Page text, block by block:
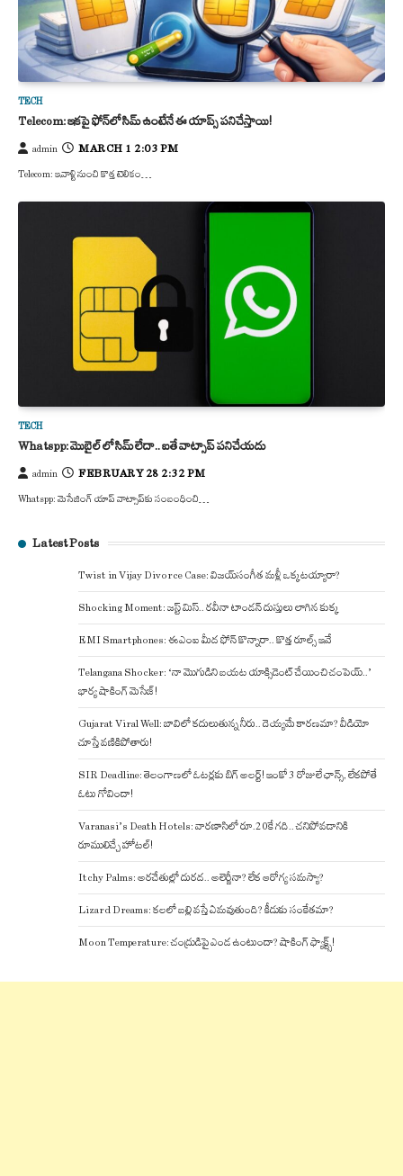
TECH
Telecom: ఇకపై ఫోన్‌లో సిమ్ ఉంటేనే ఈ యాప్స్ పనిచేస్తాయి!
admin MARCH 1 2:03 PM
Telecom: ఇవాళ్టి నుంచి కొత్త టెలికం…
TECH
Whatspp: మొబైల్ లో సిమ్ లేదా.. ఐతే వాట్సాప్ పనిచేయదు
admin FEBRUARY 28 2:32 PM
Whatspp: మెసేజింగ్ యాప్ వాట్సాప్‌కు సంబంధించి…
Latest Posts
Twist in Vijay Divorce Case: విజయ్-సంగీత మళ్లీ ఒక్కటయ్యారా?
Shocking Moment: జస్ట్ మిస్.. రవీనా టాండన్ దుస్తులు లాగిన కుక్క
EMI Smartphones: ఈఎంఐ మీద ఫోన్ కొన్నారా.. కొత్త రూల్స్ ఇవే
Telangana Shocker: ‘నా మొగుడిని బయట యాక్సిడెంట్ చేయించి చంపెయ్..’
భార్య షాకింగ్ మెసేజ్!
Gujarat Viral Well: బావిలో కదులుతున్న నీరు.. దెయ్యమే కారణమా? వీడియో
చూస్తే వణికిపోతారు!
SIR Deadline: తెలంగాణలో ఓటర్లకు బిగ్ అలర్ట్! ఇంకో 3 రోజులే ఛాన్స్, లేకపోతే
ఓటు గోవిందా!
Varanasi’s Death Hotels: వారణాసిలో రూ.20కే గది.. చనిపోవడానికి
రూములిచ్చే హోటల్!
Itchy Palms: అరచేతుల్లో దురద.. అలెర్జీనా? లేక ఆరోగ్య సమస్యా?
Lizard Dreams: కలలో బల్లి వస్తే ఏమవుతుంది? కీడుకు సంకేతమా?
Moon Temperature: చంద్రుడిపై ఎండ ఉంటుందా? షాకింగ్ ఫ్యాక్ట్స్!